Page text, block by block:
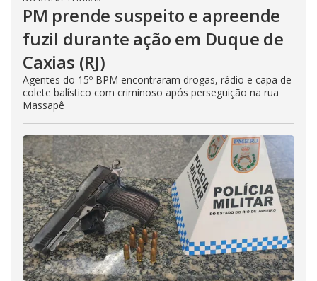
PM prende suspeito e apreende
fuzil durante ação em Duque de
Caxias (RJ)
Agentes do 15º BPM encontraram drogas, rádio e capa de
colete balístico com criminoso após perseguição na rua
Massapê